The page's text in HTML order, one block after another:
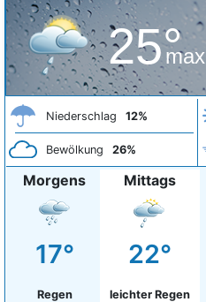
25°
max
Niederschlag 12%
Bewölkung 26%
Morgens
17°
Regen
Mittags
22°
leichter Regen